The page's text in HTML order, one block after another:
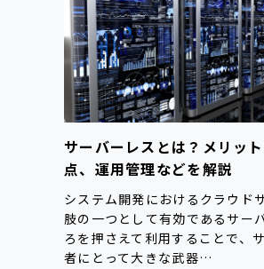
サーバーレスとは？メリッ
点、運用管理などを解説
システム開発におけるクラウド
肢の一つとして有効であるサー
ろを押さえて利用することで、
者にとって大きな武器…